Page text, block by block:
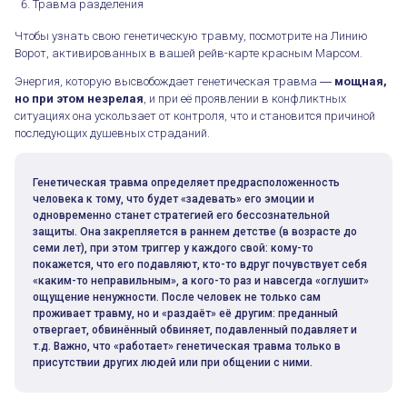
Травма разделения
Чтобы узнать свою генетическую травму, посмотрите на Линию
Ворот, активированных в вашей рейв-карте красным Марсом.
Энергия, которую высвобождает генетическая травма ― мощная,
но при этом незрелая , и при её проявлении в конфликтных
ситуациях она ускользает от контроля, что и становится причиной
последующих душевных страданий.
Генетическая травма определяет предрасположенность
человека к тому, что будет «задевать» его эмоции и
одновременно станет стратегией его бессознательной
защиты. Она закрепляется в раннем детстве (в возрасте до
семи лет), при этом триггер у каждого свой: кому-то
покажется, что его подавляют, кто-то вдруг почувствует себя
«каким-то неправильным», а кого-то раз и навсегда «оглушит»
ощущение ненужности. После человек не только сам
проживает травму, но и «раздаёт» её другим: преданный
отвергает, обвинённый обвиняет, подавленный подавляет и
т.д. Важно, что «работает» генетическая травма только в
присутствии других людей или при общении с ними.